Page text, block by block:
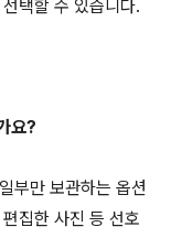
택할 수 있습니다.
요?
부만 보관하는 옵션
집한 사진 등 선호